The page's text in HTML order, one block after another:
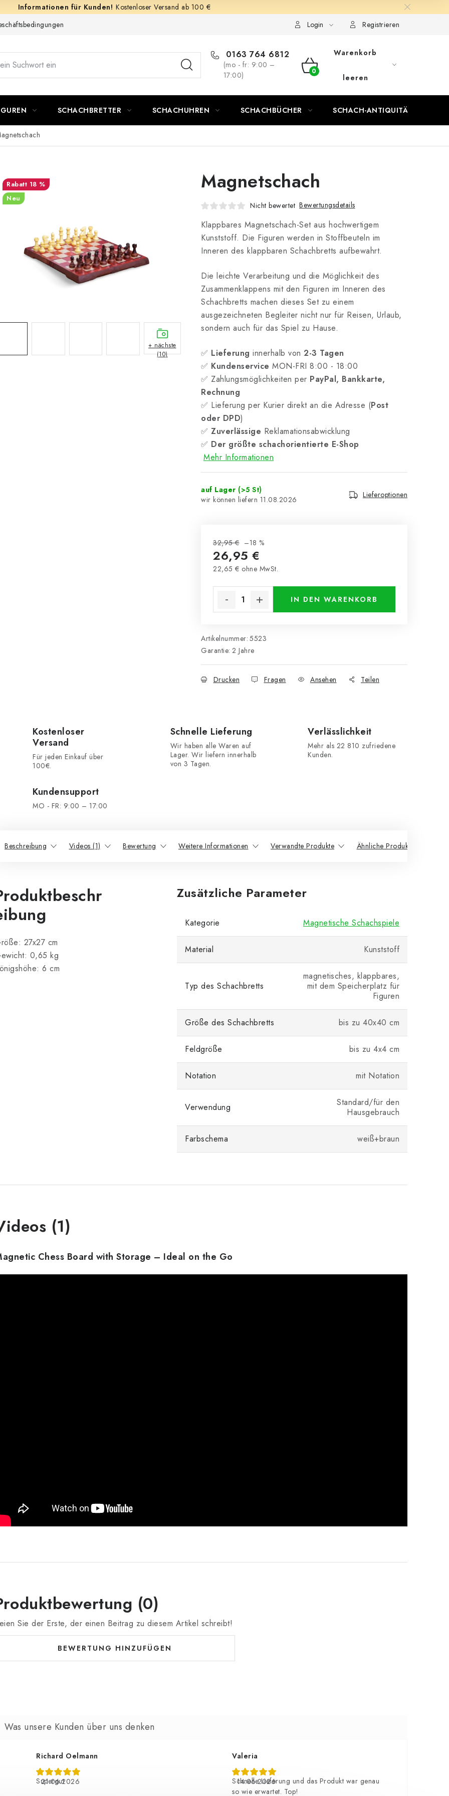
Kostenloser Versand ab 100 €
Login Registrieren
0163 764 6812
(mo - fr: 9:00 –
17:00)
WARENKORB
Warenkorb
leeren
SCHACHBRETTER SCHACHUHREN SCHACHBÜCHER SCHACH-ANTIQUITÄTENLADEN
Magnetschach
Nicht bewertet Bewertungsdetails
Klappbares Magnetschach-Set aus hochwertigem
Kunststoff. Die Figuren werden in Stoffbeuteln im
Inneren des klappbaren Schachbretts aufbewahrt.
Die leichte Verarbeitung und die Möglichkeit des
Zusammenklappens mit den Figuren im Inneren des
Schachbretts machen dieses Set zu einem
ausgezeichneten Begleiter nicht nur für Reisen, Urlaub,
sondern auch für das Spiel zu Hause.
✅ Lieferung innerhalb von 2-3 Tagen
✅ Kundenservice MON-FRI 8:00 - 18:00
✅ Zahlungsmöglichkeiten per PayPal, Bankkarte,
Rechnung
✅ Lieferung per Kurier direkt an die Adresse (Post
oder DPD)
✅ Zuverlässige Reklamationsabwicklung
✅ Der größte schachorientierte E-Shop
Mehr Informationen
auf Lager (>5 St)
11.08.2026
Lieferoptionen
32,95 € –18 %
26,95 €
22,65 € ohne MwSt.
IN DEN WARENKORB
Artikelnummer: 5523
Garantie: 2 Jahre
Drucken Fragen Ansehen Teilen
18 %
Neu
+ nächste
(10)
Kostenloser
Versand
Für jeden Einkauf über
100€.
Schnelle Lieferung
Wir haben alle Waren auf
Lager. Wir liefern innerhalb
von 3 Tagen.
Verlässlichkeit
Mehr als 22 810 zufriedene
Kunden.
Kundensupport
MO - FR: 9:00 – 17:00
Beschreibung Videos (1) Bewertung Weitere Informationen Verwandte Produkte Ähnliche Produkte
27x27 cm
0,65 kg
6 cm
Zusätzliche Parameter
Kategorie Magnetische Schachspiele
Material Kunststoff
Typ des Schachbretts
magnetisches, klappbares,
mit dem Speicherplatz für
Figuren
Größe des Schachbretts bis zu 40x40 cm
Feldgröße bis zu 4x4 cm
Notation mit Notation
Verwendung
Standard/für den
Hausgebrauch
Farbschema weiß+braun
(1)
Chess Board with Storage – Ideal on the Go
(0)
Sie der Erste, der einen Beitrag zu diesem Artikel schreibt!
BEWERTUNG HINZUFÜGEN
Richard Oelmann
21.06.2026
Supergut
Valeria
14.06.2026
Schnelle Lieferung und das Produkt war genau
so wie erwartet. Top!